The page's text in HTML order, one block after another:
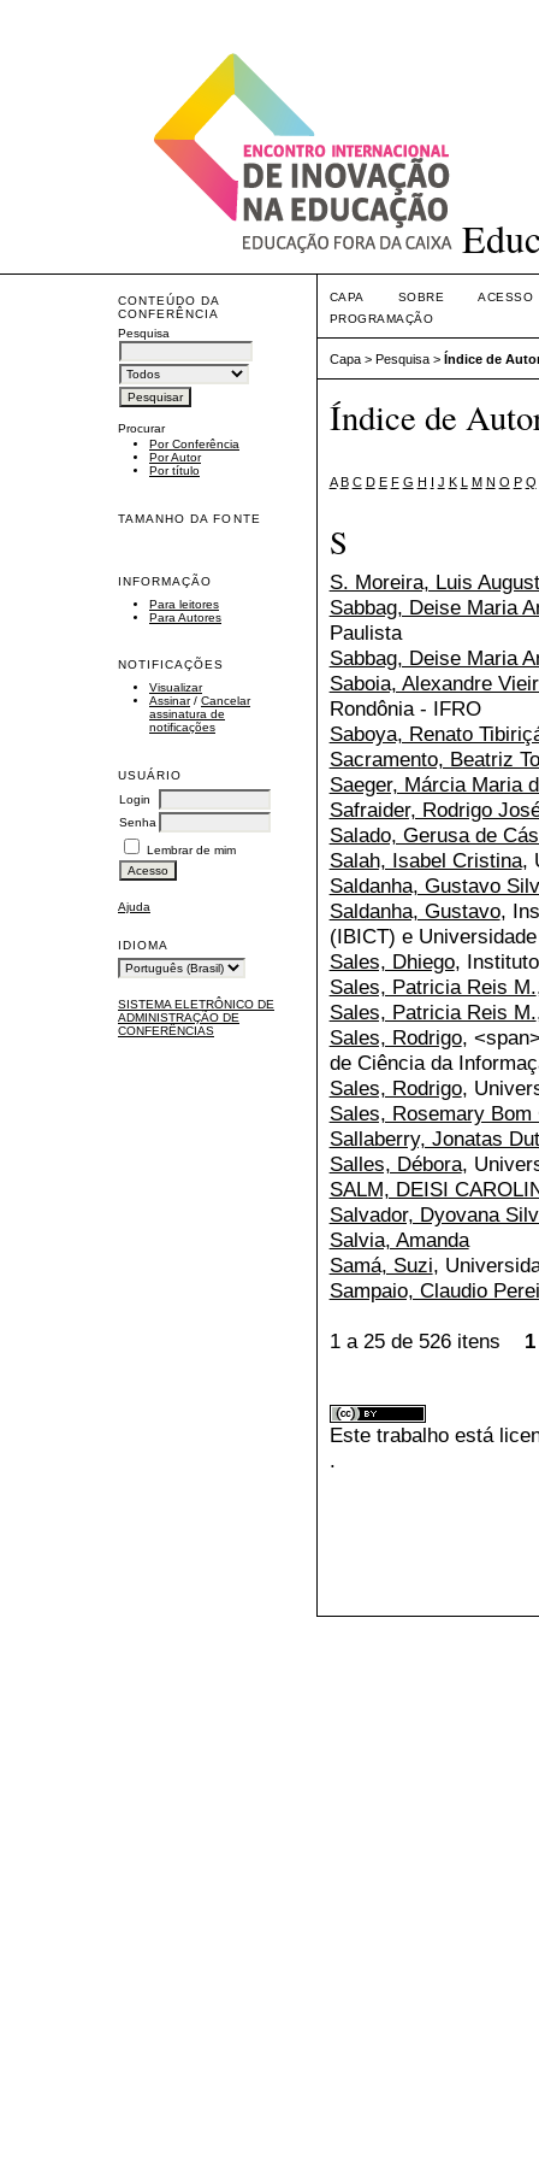
CONTEÚDO DA
CONFERÊNCIA
Pesquisa
Procurar
Por Conferência
Por Autor
Por título
TAMANHO DA FONTE
INFORMAÇÃO
Para leitores
Para Autores
NOTIFICAÇÕES
Visualizar
Assinar/ Cancelar
assinatura de
notificações
USUÁRIO
Login
Senha
Lembrar de mim
Ajuda
IDIOMA
SISTEMA ELETRÔNICO DE
ADMINISTRAÇÃO DE
CONFERÊNCIAS
CAPA SOBRE
ACESSO
PROGRAMAÇÃO
Capa> Pesquisa> Índice de
Índice de
A B C D E F G H I J K L M N O P Q
S
S. Moreira, Luis
Sabbag, Deise Maria
Paulista
Sabbag, Deise Maria
Saboia, Alexandre
Rondônia - IFRO
Saboya, Renato
Sacramento, Beatriz
Saeger, Márcia Maria
Safraider, Rodrigo
Salado, Gerusa de
Salah, Isabel Cristina,
Saldanha, Gustavo
Saldanha, Gustavo,
(IBICT) e
Sales, Dhiego,
Sales, Patricia Reis M.
Sales, Patricia Reis M.
Sales, Rodrigo,
de Ciência da
Sales, Rodrigo,
Sales, Rosemary Bom
Sallaberry, Jonatas
Salles, Débora,
SALM, DEISI
Salvador, Dyovana
Salvia, Amanda
Samá, Suzi,
Sampaio, Claudio
1 a 25 de 526 itens 1
Este trabalho está
.